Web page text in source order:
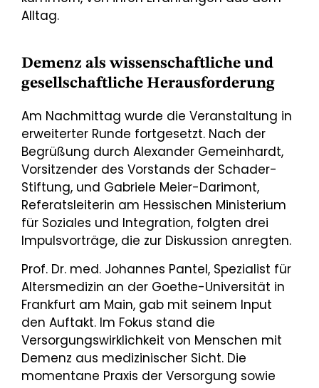
Alltag.
Demenz als wissenschaftliche und
gesellschaftliche Herausforderung
Am Nachmittag wurde die Veranstaltung in
erweiterter Runde fortgesetzt. Nach der
Begrüßung durch Alexander Gemeinhardt,
Vorsitzender des Vorstands der Schader-
Stiftung, und Gabriele Meier-Darimont,
Referatsleiterin am Hessischen Ministerium
für Soziales und Integration, folgten drei
Impulsvorträge, die zur Diskussion anregten.
Prof. Dr. med. Johannes Pantel, Spezialist für
Altersmedizin an der Goethe-Universität in
Frankfurt am Main, gab mit seinem Input
den Auftakt. Im Fokus stand die
Versorgungswirklichkeit von Menschen mit
Demenz aus medizinischer Sicht. Die
momentane Praxis der Versorgung sowie